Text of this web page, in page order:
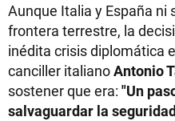
Aunque Italia y España ni
frontera terrestre, la
inédita crisis diplomática
canciller italianoAntonio
sostener que era: "Un
salvaguardar la